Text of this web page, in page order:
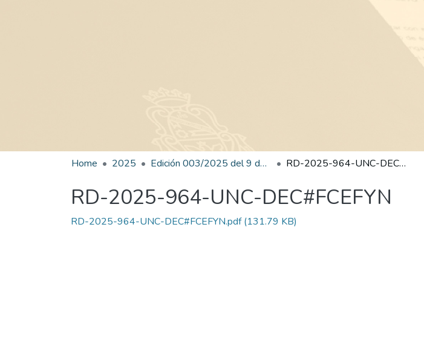
Home 2025 Edición 003/2025 del 9 de junio de 2025 RD-2025-964-UNC-DEC#FCEFYN
RD-2025-964-UNC-DEC#FCEFYN
RD-2025-964-UNC-DEC#FCEFYN.pdf(131.79 KB)